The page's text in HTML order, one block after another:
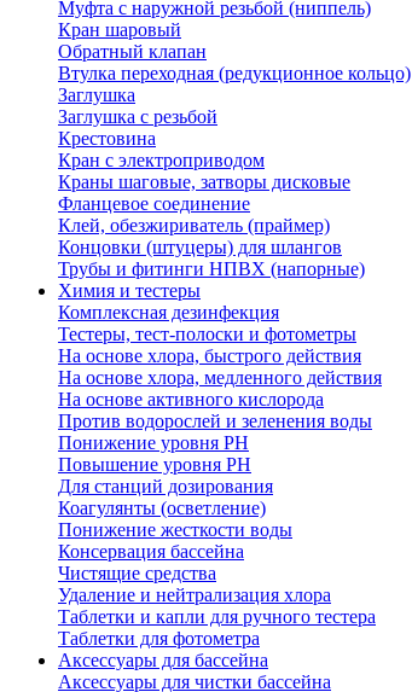
Муфта с наружной резьбой (ниппель)
Кран шаровый
Обратный клапан
Втулка переходная (редукционное кольцо)
Заглушка
Заглушка с резьбой
Крестовина
Кран с электроприводом
Краны шаговые, затворы дисковые
Фланцевое соединение
Клей, обезжириватель (праймер)
Концовки (штуцеры) для шлангов
Трубы и фитинги НПВХ (напорные)
Химия и тестеры
Комплексная дезинфекция
Тестеры, тест-полоски и фотометры
На основе хлора, быстрого действия
На основе хлора, медленного действия
На основе активного кислорода
Против водорослей и зеленения воды
Понижение уровня РН
Повышение уровня РН
Для станций дозирования
Коагулянты (осветление)
Понижение жесткости воды
Консервация бассейна
Чистящие средства
Удаление и нейтрализация хлора
Таблетки и капли для ручного тестера
Таблетки для фотометра
Аксессуары для бассейна
Аксессуары для чистки бассейна